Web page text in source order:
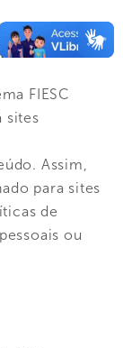
FIESC
sites
Assim,
para sites
de
ou